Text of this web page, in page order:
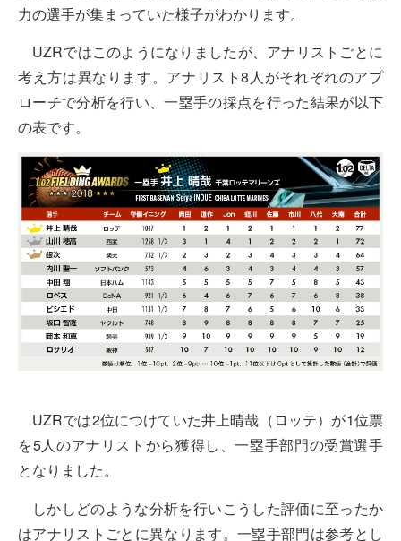
力の選手が集まっていた様子がわかります。
UZRではこのようになりましたが、アナリストごとに
考え方は異なります。アナリスト8人がそれぞれのアプ
ローチで分析を行い、一塁手の採点を行った結果が以下
の表です。
UZRでは2位につけていた井上晴哉（ロッテ）が1位票
を5人のアナリストから獲得し、一塁手部門の受賞選手
となりました。
しかしどのような分析を行いこうした評価に至ったか
はアナリストごとに異なります。一塁手部門は参考とし